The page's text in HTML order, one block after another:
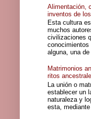
Alimentación,
inventos de
Esta cultura
muchos
civilizaciones
alguna, una
Matrimonios
ritos
La unión o
establecer un
naturaleza y
esta, mediante